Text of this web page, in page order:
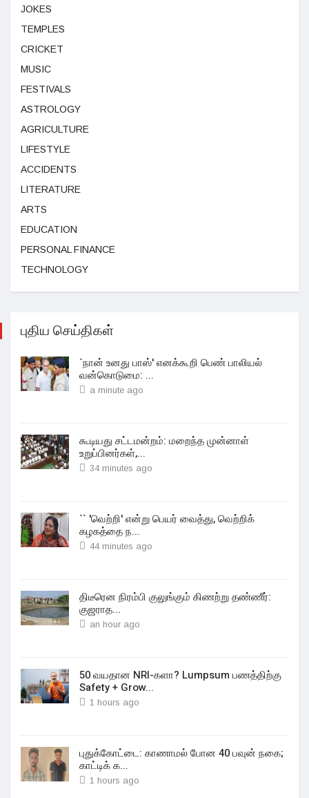
JOKES
TEMPLES
CRICKET
MUSIC
FESTIVALS
ASTROLOGY
AGRICULTURE
LIFESTYLE
ACCIDENTS
LITERATURE
ARTS
EDUCATION
PERSONAL FINANCE
TECHNOLOGY
புதிய செய்திகள்
`நான் உனது பாஸ்' எனக்கூறி பெண் பாலியல்
வன்கொடுமை: ...
a minute ago
கூடியது சட்டமன்றம்: மறைந்த முன்னாள்
உறுப்பினர்கள்,...
34 minutes ago
`` 'வெற்றி' என்று பெயர் வைத்து, வெற்றிக்
கழகத்தை ந...
44 minutes ago
திடீரென நிரம்பி குலுங்கும் கிணற்று தண்ணீர்:
குஜராத...
an hour ago
50 வயதான NRI-களா? Lumpsum பணத்திற்கு
Safety + Grow...
1 hours ago
புதுக்கோட்டை: காணாமல் போன 40 பவுன் நகை;
காட்டிக் க...
1 hours ago